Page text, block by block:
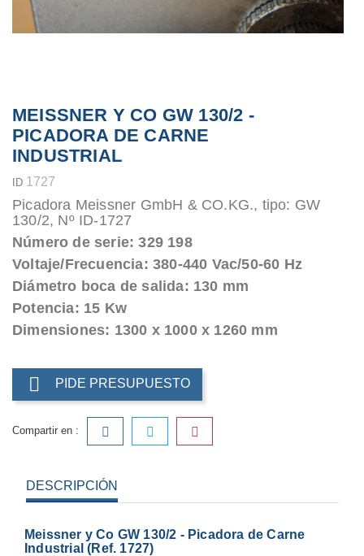
MEISSNER Y CO GW 130/2 -
PICADORA DE CARNE
INDUSTRIAL
ID 1727
Picadora Meissner GmbH & CO.KG., tipo: GW
130/2, Nº ID-1727
Número de serie: 329 198
Voltaje/Frecuencia: 380-440 Vac/50-60 Hz
Diámetro boca de salida: 130 mm
Potencia: 15 Kw
Dimensiones: 1300 x 1000 x 1260 mm
 PIDE PRESUPUESTO
Compartir en :
DESCRIPCIÓN
Meissner y Co GW 130/2 - Picadora de Carne
Industrial (Ref. 1727)